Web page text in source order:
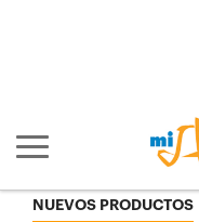
Mostrar/ocultar
NUEVOS PRODUCTOS